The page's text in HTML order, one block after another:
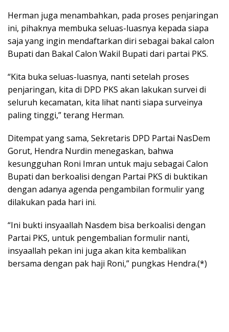
Herman juga menambahkan, pada proses penjaringan
ini, pihaknya membuka seluas-luasnya kepada siapa
saja yang ingin mendaftarkan diri sebagai bakal calon
Bupati dan Bakal Calon Wakil Bupati dari partai PKS.
“Kita buka seluas-luasnya, nanti setelah proses
penjaringan, kita di DPD PKS akan lakukan survei di
seluruh kecamatan, kita lihat nanti siapa surveinya
paling tinggi,” terang Herman.
Ditempat yang sama, Sekretaris DPD Partai NasDem
Gorut, Hendra Nurdin menegaskan, bahwa
kesungguhan Roni Imran untuk maju sebagai Calon
Bupati dan berkoalisi dengan Partai PKS di buktikan
dengan adanya agenda pengambilan formulir yang
dilakukan pada hari ini.
“Ini bukti insyaallah Nasdem bisa berkoalisi dengan
Partai PKS, untuk pengembalian formulir nanti,
insyaallah pekan ini juga akan kita kembalikan
bersama dengan pak haji Roni,” pungkas Hendra.(*)